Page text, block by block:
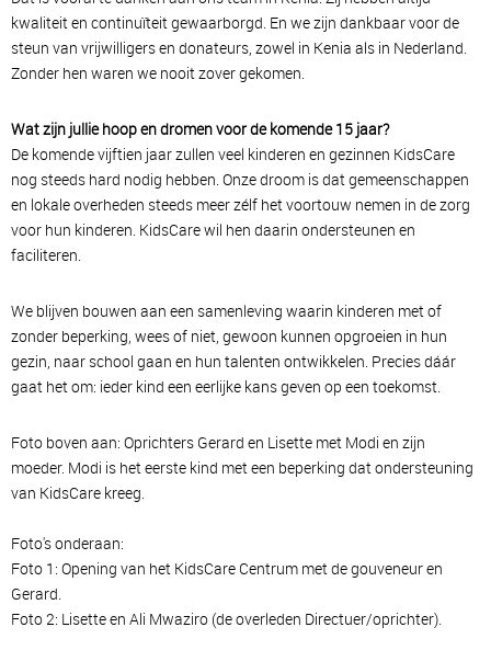
kwaliteit en continuïteit gewaarborgd. En we zijn dankbaar voor de
steun van vrijwilligers en donateurs, zowel in Kenia als in Nederland.
Zonder hen waren we nooit zover gekomen.
Wat zijn jullie hoop en dromen voor de komende 15 jaar?
De komende vijftien jaar zullen veel kinderen en gezinnen KidsCare
nog steeds hard nodig hebben. Onze droom is dat gemeenschappen
en lokale overheden steeds meer zélf het voortouw nemen in de zorg
voor hun kinderen. KidsCare wil hen daarin ondersteunen en
faciliteren.
We blijven bouwen aan een samenleving waarin kinderen met of
zonder beperking, wees of niet, gewoon kunnen opgroeien in hun
gezin, naar school gaan en hun talenten ontwikkelen. Precies dáár
gaat het om: ieder kind een eerlijke kans geven op een toekomst.
Foto boven aan: Oprichters Gerard en Lisette met Modi en zijn
moeder. Modi is het eerste kind met een beperking dat ondersteuning
van KidsCare kreeg.
Foto's onderaan:
Foto 1: Opening van het KidsCare Centrum met de gouveneur en
Gerard.
Foto 2: Lisette en Ali Mwaziro (de overleden Directuer/oprichter).